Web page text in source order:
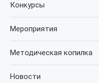
Конкурсы
Мероприятия
Методическая копилка
Новости